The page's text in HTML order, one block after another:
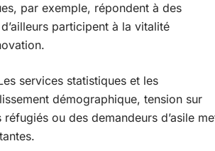
par exemple, répondent à des
participent à la vitalité
services statistiques et les
démographique, tension sur
ou des demandeurs d’asile